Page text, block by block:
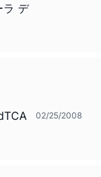
ラ デ
02/25/2008